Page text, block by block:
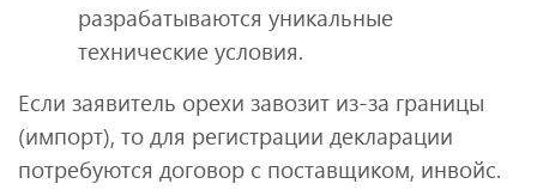
разрабатываются уникальные
технические условия.
Если заявитель орехи завозит из-за границы
(импорт), то для регистрации декларации
потребуются договор с поставщиком, инвойс.